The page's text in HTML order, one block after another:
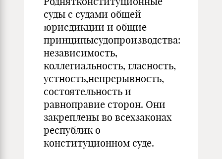
суды с судами общей
юрисдикции и общие
принципысудопроизводства:
независимость,
коллегиальность, гласность,
устность,непрерывность,
состоятельность и
равноправие сторон. Они
закреплены во всехзаконах
республик о
конституционном суде.